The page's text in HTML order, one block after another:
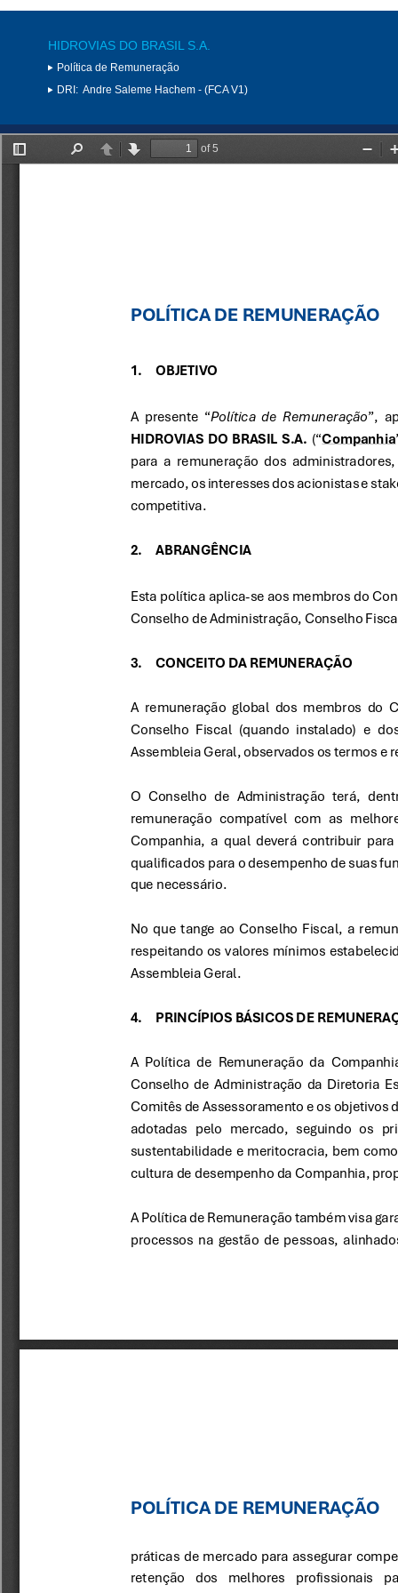
HIDROVIAS DO BRASIL S.A.
Política de Remuneração
DRI: Andre Saleme Hachem - (FCA V1)